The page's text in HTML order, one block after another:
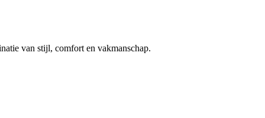
van stijl, comfort en vakmanschap.